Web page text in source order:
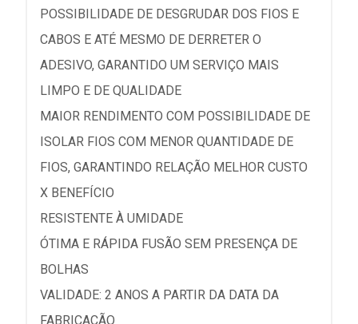
POSSIBILIDADE DE DESGRUDAR DOS FIOS E
CABOS E ATÉ MESMO DE DERRETER O
ADESIVO, GARANTIDO UM SERVIÇO MAIS
LIMPO E DE QUALIDADE
MAIOR RENDIMENTO COM POSSIBILIDADE DE
ISOLAR FIOS COM MENOR QUANTIDADE DE
FIOS, GARANTINDO RELAÇÃO MELHOR CUSTO
X BENEFÍCIO
RESISTENTE À UMIDADE
ÓTIMA E RÁPIDA FUSÃO SEM PRESENÇA DE
BOLHAS
VALIDADE: 2 ANOS A PARTIR DA DATA DA
FABRICAÇÃO